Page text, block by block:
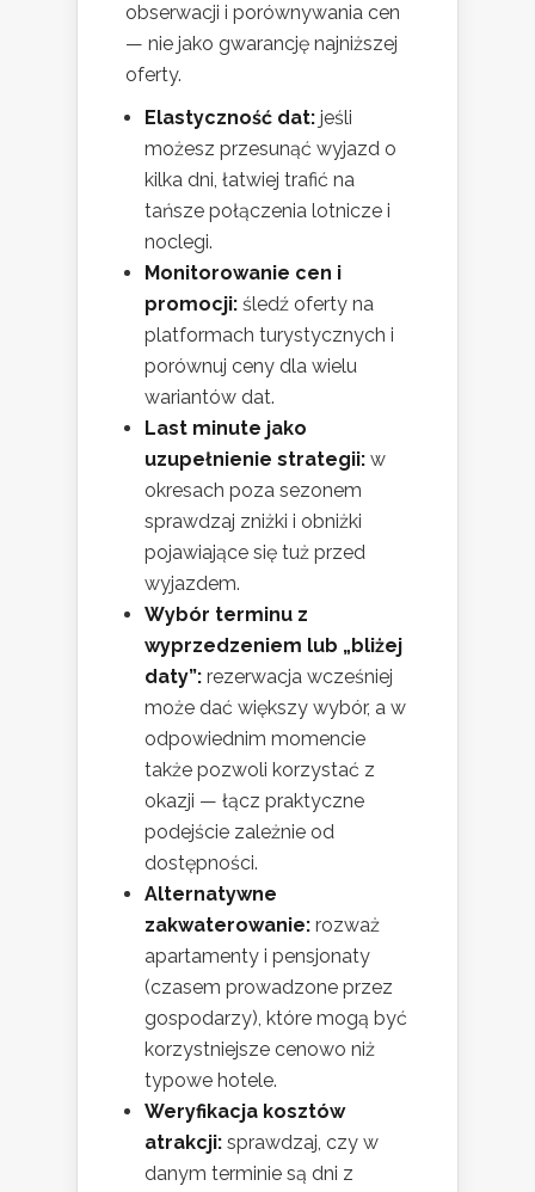
obserwacji i porównywania cen
— nie jako gwarancję najniższej
oferty.
Elastyczność dat: jeśli
możesz przesunąć wyjazd o
kilka dni, łatwiej trafić na
tańsze połączenia lotnicze i
noclegi.
Monitorowanie cen i
promocji: śledź oferty na
platformach turystycznych i
porównuj ceny dla wielu
wariantów dat.
Last minute jako
uzupełnienie strategii: w
okresach poza sezonem
sprawdzaj zniżki i obniżki
pojawiające się tuż przed
wyjazdem.
Wybór terminu z
wyprzedzeniem lub „bliżej
daty”: rezerwacja wcześniej
może dać większy wybór, a w
odpowiednim momencie
także pozwoli korzystać z
okazji — łącz praktyczne
podejście zależnie od
dostępności.
Alternatywne
zakwaterowanie: rozważ
apartamenty i pensjonaty
(czasem prowadzone przez
gospodarzy), które mogą być
korzystniejsze cenowo niż
typowe hotele.
Weryfikacja kosztów
atrakcji: sprawdzaj, czy w
danym terminie są dni z